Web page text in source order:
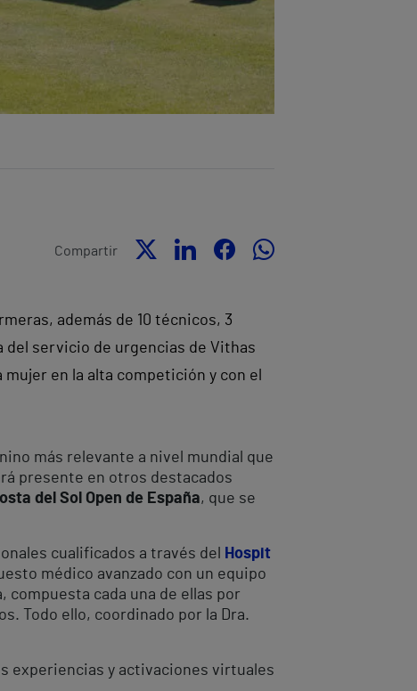
Compartir
además de 10 técnicos, 3
del servicio de urgencias de Vithas
mujer en la alta competición y con el
más relevante a nivel mundial que
presente en otros destacados
del Sol Open de España, que se
cualificados a través del
Hospit
médico avanzado con un equipo
compuesta cada una de ellas por
Todo ello, coordinado por la Dra.
experiencias y activaciones virtuales